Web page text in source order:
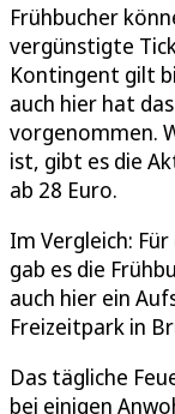
Frühbucher
vergünstigte
Kontingent gilt
auch hier hat
vorgenommen.
ist, gibt es die
ab 28 Euro.
Im Vergleich:
gab es die
auch hier ein
Freizeitpark in
Das tägliche
bei einigen